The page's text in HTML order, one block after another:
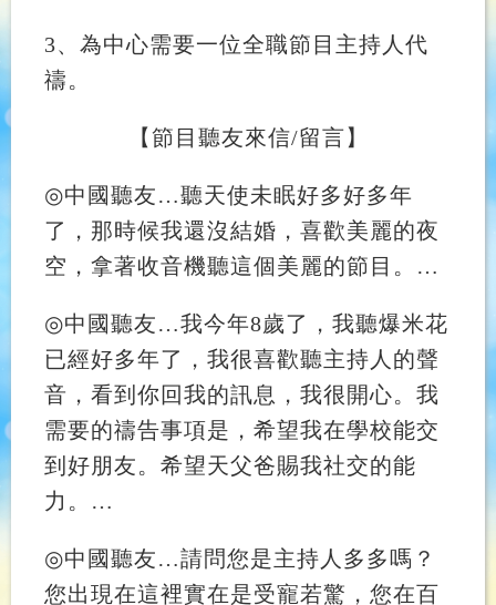
3、為中心需要一位全職節目主持人代
禱。
【節目聽友來信/留言】
◎中國聽友…聽天使未眠好多好多年
了，那時候我還沒結婚，喜歡美麗的夜
空，拿著收音機聽這個美麗的節目。…
◎中國聽友…我今年8歲了，我聽爆米花
已經好多年了，我很喜歡聽主持人的聲
音，看到你回我的訊息，我很開心。我
需要的禱告事項是，希望我在學校能交
到好朋友。希望天父爸賜我社交的能
力。…
◎中國聽友…請問您是主持人多多嗎？
您出現在這裡實在是受寵若驚，您在百